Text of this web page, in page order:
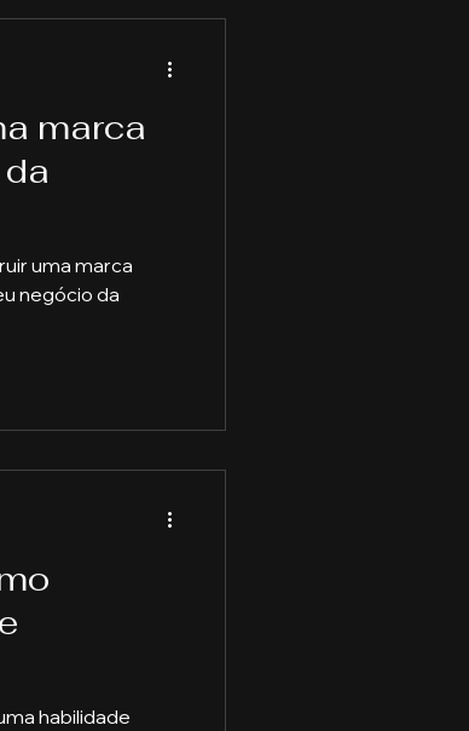
Cidades
marca
uma marca
negócio da
habilidade